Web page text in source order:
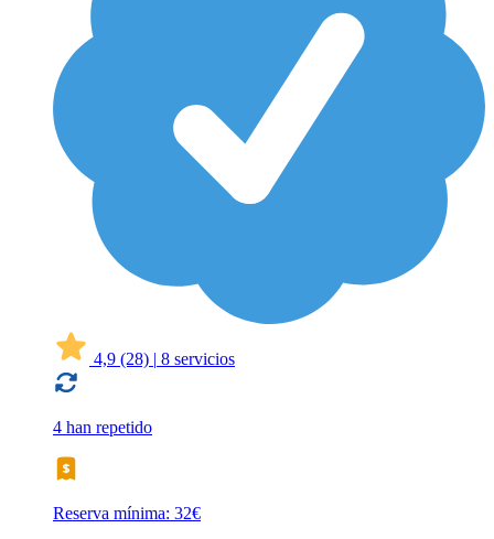
4,9 (28) | 8 servicios
4 han repetido
Reserva mínima: 32€